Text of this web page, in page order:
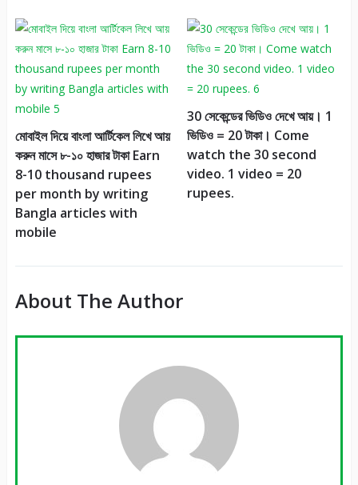
মোবাইল দিয়ে বাংলা আর্টিকেল লিখে আয়
করুন মাসে ৮-১০ হাজার টাকা Earn
8-10 thousand rupees
per month by writing
Bangla articles with
mobile
30 সেকেন্ডের ভিডিও দেখে আয়। 1
ভিডিও = 20 টাকা। Come
watch the 30 second
video. 1 video = 20
rupees.
About The Author